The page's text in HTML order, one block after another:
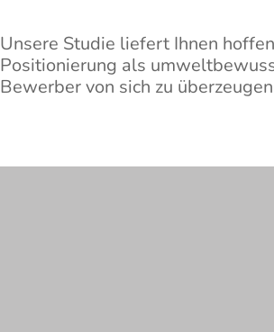
Unsere Studie liefert Ihnen
Positionierung als
Bewerber von sich zu